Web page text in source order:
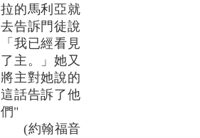
拉的馬利亞就
去告訴門徒說
「我已經看見
了主。」她又
將主對她說的
這話告訴了他
們"
(約翰福音